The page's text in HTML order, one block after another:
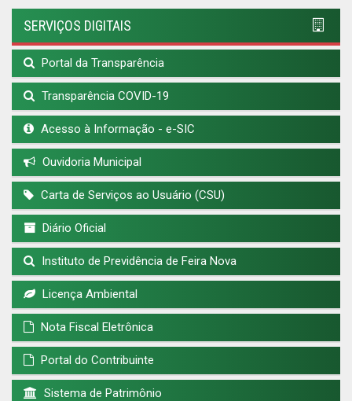
SERVIÇOS DIGITAIS
Portal da Transparência
Transparência COVID-19
Acesso à Informação - e-SIC
Ouvidoria Municipal
Carta de Serviços ao Usuário (CSU)
Diário Oficial
Instituto de Previdência de Feira Nova
Licença Ambiental
Nota Fiscal Eletrônica
Portal do Contribuinte
Sistema de Patrimônio